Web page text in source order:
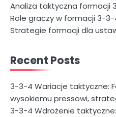
Analiza taktyczna formacji
Role graczy w formacji 3-
Strategie formacji dla
Recent Posts
3-3-4 Wariacje taktyczne:
wysokiemu pressowi,
3-3-4 Wdrożenie